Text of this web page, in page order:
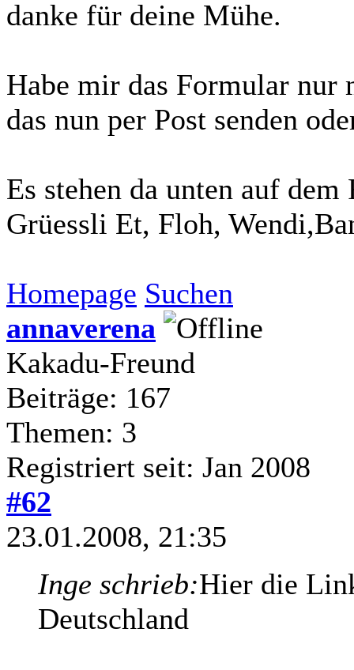
danke für deine Mühe.
Habe mir das Formular nur
das nun per Post senden
Es stehen da unten auf
Grüessli Et, Floh,
Homepage Suchen
annaverena
Kakadu-Freund
Beiträge: 167
Themen: 3
Registriert seit: Jan 2008
#62
23.01.2008, 21:35
Inge schrieb:Hier die
Deutschland